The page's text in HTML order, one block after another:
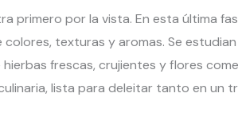
primero por la vista. En esta última
texturas y aromas. Se
frescas, crujientes y flores
lista para deleitar tanto en un